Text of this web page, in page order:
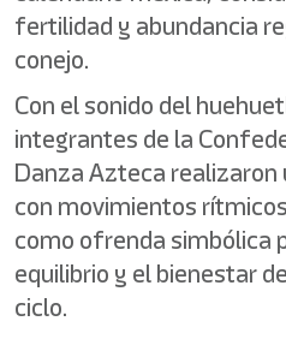
fertilidad y abundancia
conejo.
Con el sonido del
integrantes de la
Danza Azteca
con movimientos
como ofrenda simbólica
equilibrio y el bienestar
ciclo.